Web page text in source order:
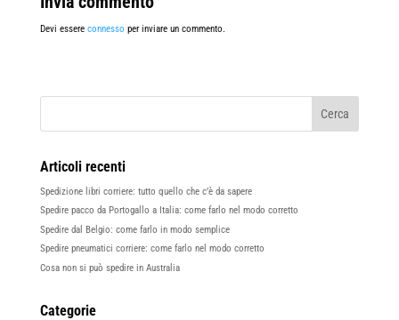
Devi essere connesso per inviare un commento.
Articoli recenti
Spedizione libri corriere: tutto quello che c’è da sapere
Spedire pacco da Portogallo a Italia: come farlo nel modo corretto
Spedire dal Belgio: come farlo in modo semplice
Spedire pneumatici corriere: come farlo nel modo corretto
Cosa non si può spedire in Australia
Categorie